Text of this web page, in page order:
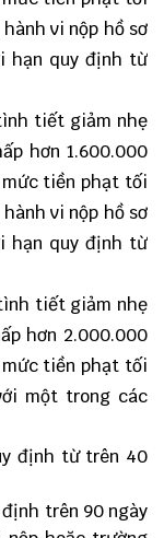
vi nộp hồ sơ
hạn quy định từ
tiết giảm nhẹ
hơn 1.600.000
tiền phạt tối
vi nộp hồ sơ
hạn quy định từ
tiết giảm nhẹ
hơn 2.000.000
tiền phạt tối
một trong các
định từ trên 40
trên 90 ngày